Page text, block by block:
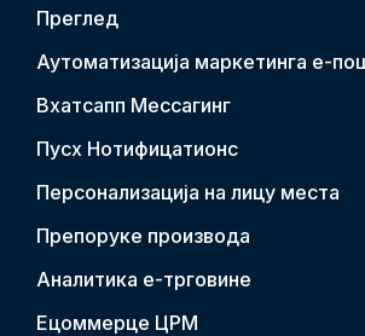
Преглед
Аутоматизација маркетинга е-
Вхатсапп Мессагинг
Пусх Нотифицатионс
Персонализација на лицу места
Препоруке производа
Аналитика е-трговине
Ецоммерце ЦРМ